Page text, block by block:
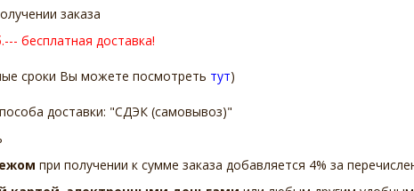
заказа
бесплатная доставка!
сроки Вы можете посмотреть тут)
доставки: "СДЭК (самовывоз)"
при получении к сумме заказа добавляется 4% за